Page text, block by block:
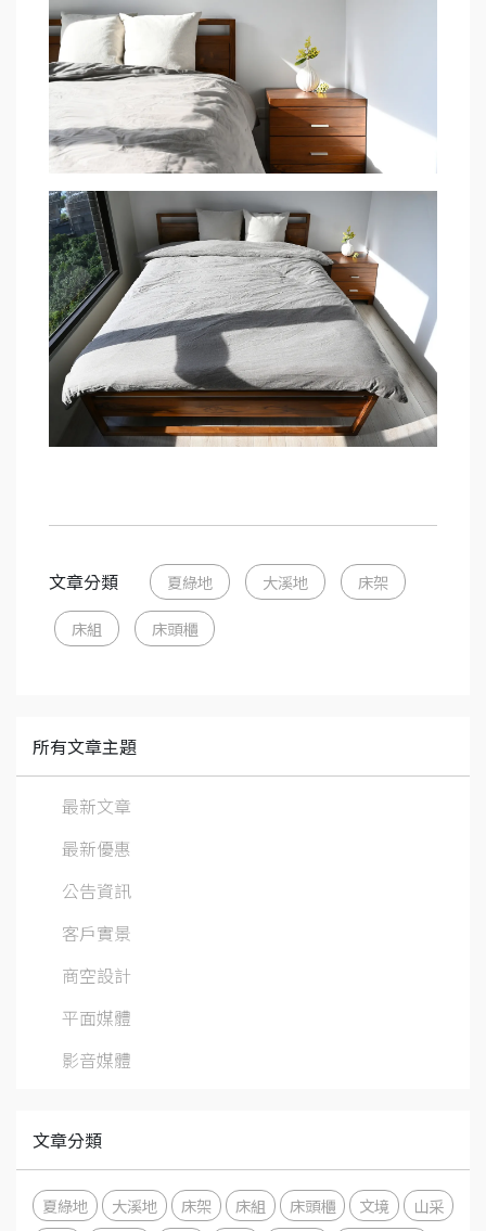
文章分類 夏綠地 大溪地 床架
床組 床頭櫃
所有文章主題
最新文章
最新優惠
公告資訊
客戶實景
商空設計
平面媒體
影音媒體
文章分類
夏綠地 大溪地 床架 床組 床頭櫃 文境
山采